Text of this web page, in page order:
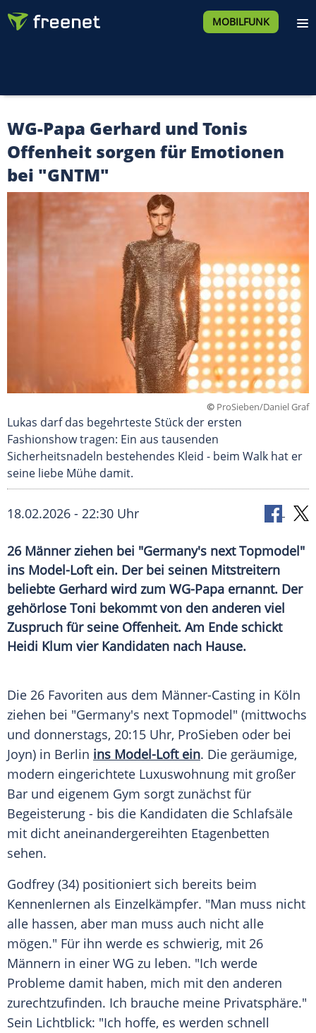
MOBILFUNK
WG-Papa Gerhard und Tonis
Offenheit sorgen für Emotionen
bei "GNTM"
© ProSieben/Daniel Graf
Lukas darf das begehrteste Stück der ersten
Fashionshow tragen: Ein aus tausenden
Sicherheitsnadeln bestehendes Kleid - beim Walk hat er
seine liebe Mühe damit.
18.02.2026 - 22:30 Uhr
26 Männer ziehen bei "Germany's next Topmodel"
ins Model-Loft ein. Der bei seinen Mitstreitern
beliebte Gerhard wird zum WG-Papa ernannt. Der
gehörlose Toni bekommt von den anderen viel
Zuspruch für seine Offenheit. Am Ende schickt
Heidi Klum vier Kandidaten nach Hause.
Die 26 Favoriten aus dem Männer-Casting in Köln
ziehen bei "Germany's next Topmodel" (mittwochs
und donnerstags, 20:15 Uhr, ProSieben oder bei
Joyn) in Berlin ins Model-Loft ein. Die geräumige,
modern eingerichtete Luxuswohnung mit großer
Bar und eigenem Gym sorgt zunächst für
Begeisterung - bis die Kandidaten die Schlafsäle
mit dicht aneinandergereihten Etagenbetten
sehen.
Godfrey (34) positioniert sich bereits beim
Kennenlernen als Einzelkämpfer. "Man muss nicht
alle hassen, aber man muss auch nicht alle
mögen." Für ihn werde es schwierig, mit 26
Männern in einer WG zu leben. "Ich werde
Probleme damit haben, mich mit den anderen
zurechtzufinden. Ich brauche meine Privatsphäre."
Sein Lichtblick: "Ich hoffe, es werden schnell